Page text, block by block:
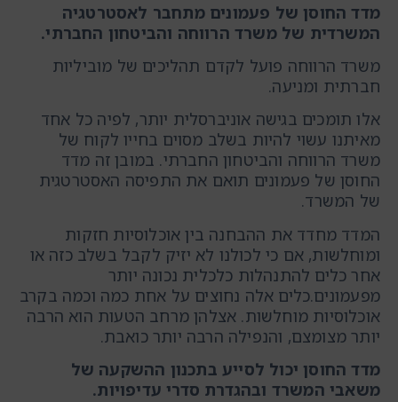
מדד החוסן של פעמונים מתחבר לאסטרטגיה
המשרדית של משרד הרווחה והביטחון החברתי.
משרד הרווחה פועל לקדם תהליכים של מוביליות
חברתית ומניעה.
אלו תומכים בגישה אוניברסלית יותר, לפיה כל אחד
מאיתנו עשוי להיות בשלב מסוים בחייו לקוח של
משרד הרווחה והביטחון החברתי. במובן זה מדד
החוסן של פעמונים תואם את התפיסה האסטרטגית
של המשרד.
המדד מחדד את ההבחנה בין אוכלוסיות חזקות
ומוחלשות, אם כי לכולנו לא יזיק לקבל בשלב כזה או
אחר כלים להתנהלות כלכלית נכונה יותר
מפעמונים.כלים אלה נחוצים על אחת כמה וכמה בקרב
אוכלוסיות מוחלשות. אצלהן מרחב הטעות הוא הרבה
יותר מצומצם, והנפילה הרבה יותר כואבת.
מדד החוסן יכול לסייע בתכנון ההשקעה של
משאבי המשרד ובהגדרת סדרי עדיפויות.